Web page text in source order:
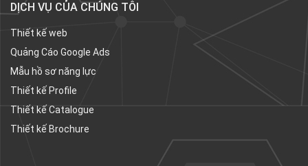
DỊCH VỤ CỦA CHÚNG TÔI
Thiết kế web
Quảng Cáo Google Ads
Mẫu hồ sơ năng lực
Thiết kế Profile
Thiết kế Catalogue
Thiết kế Brochure